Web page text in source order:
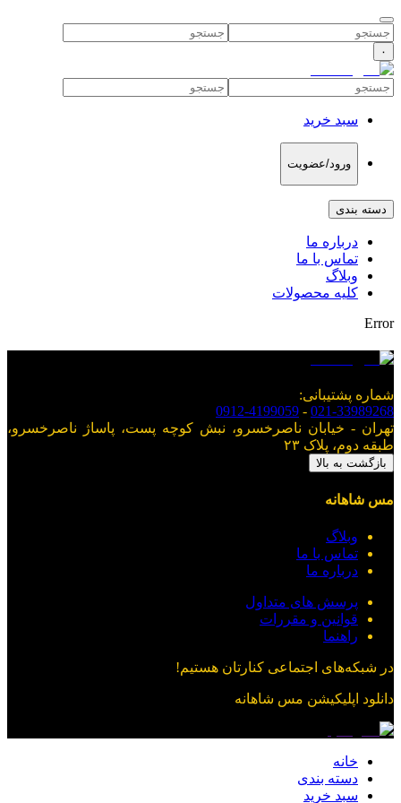
۰
سبد خرید
ورود/عضویت
دسته بندی
درباره ما
تماس با ما
وبلاگ
کلیه محصولات
Error
شماره پشتیبانی:
021-33989268
-
0912-4199059
تهران - خیابان ناصرخسرو، نبش کوچه پست، پاساژ ناصرخسرو،
طبقه دوم، پلاک ۲۳
بازگشت به بالا
مس شاهانه
وبلاگ
تماس با ما
درباره ما
پرسش های متداول
قوانین و مقررات
راهنما
در شبکه‌های اجتماعی کنارتان هستیم!
دانلود اپلیکیشن مس شاهانه
خانه
دسته بندی
سبد خرید